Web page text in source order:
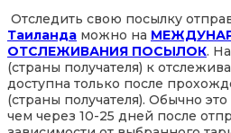
Отследить свою посылку
Таиланда можно на
ОТСЛЕЖИВАНИЯ ПОСЫЛОК.
(страны получателя) к
доступна только после
(страны получателя). Обычно
чем через 10-25 дней после